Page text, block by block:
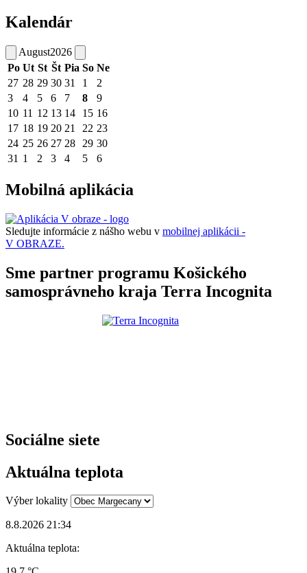
Kalendár
August2026
Po Ut St Št Pia So Ne
27 28 29 30 31 1
2
3
4 5 6 7 8
9
10 11 12 13 14 15 16
17 18 19 20 21 22 23
24 25 26 27 28 29 30
31 1 2 3 4 5 6
Mobilná aplikácia
Sledujte informácie z nášho webu v mobilnej aplikácii -
V OBRAZE.
Sme partner programu Košického
samosprávneho kraja Terra Incognita
Sociálne siete
Aktuálna teplota
Výber lokality
8.8.2026 21:34
Aktuálna teplota: